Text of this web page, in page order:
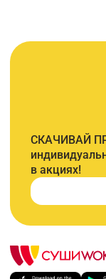
СКАЧИВАЙ
в акциях!